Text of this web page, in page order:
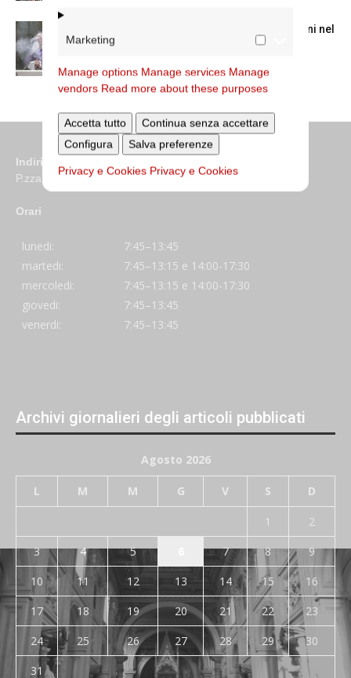
Marketing
Manage options Manage services Manage
vendors Read more about these purposes
Accetta tutto
Continua senza accettare
Configura
Salva preferenze
Privacy e Cookies Privacy e Cookies
La Messa in suffragio del cardinale Ruini nel
trigesimo della morte
Indirizzo
P.zza S. Giovanni in Laterano 6 00184 Roma
Orari
lunedi:
7:45–13:45
martedi:
7:45–13:15 e 14:00-17:30
mercoledi:
7:45–13:15 e 14:00-17:30
giovedi:
7:45–13:45
venerdi:
7:45–13:45
Archivi giornalieri degli articoli pubblicati
Agosto 2026
L M M G V S D
1
2
3
4 5 7 8
9
10
11 12 13 14 15
16
17
18 19 20 21 22
23
24
25 26 27 28 29
30
31